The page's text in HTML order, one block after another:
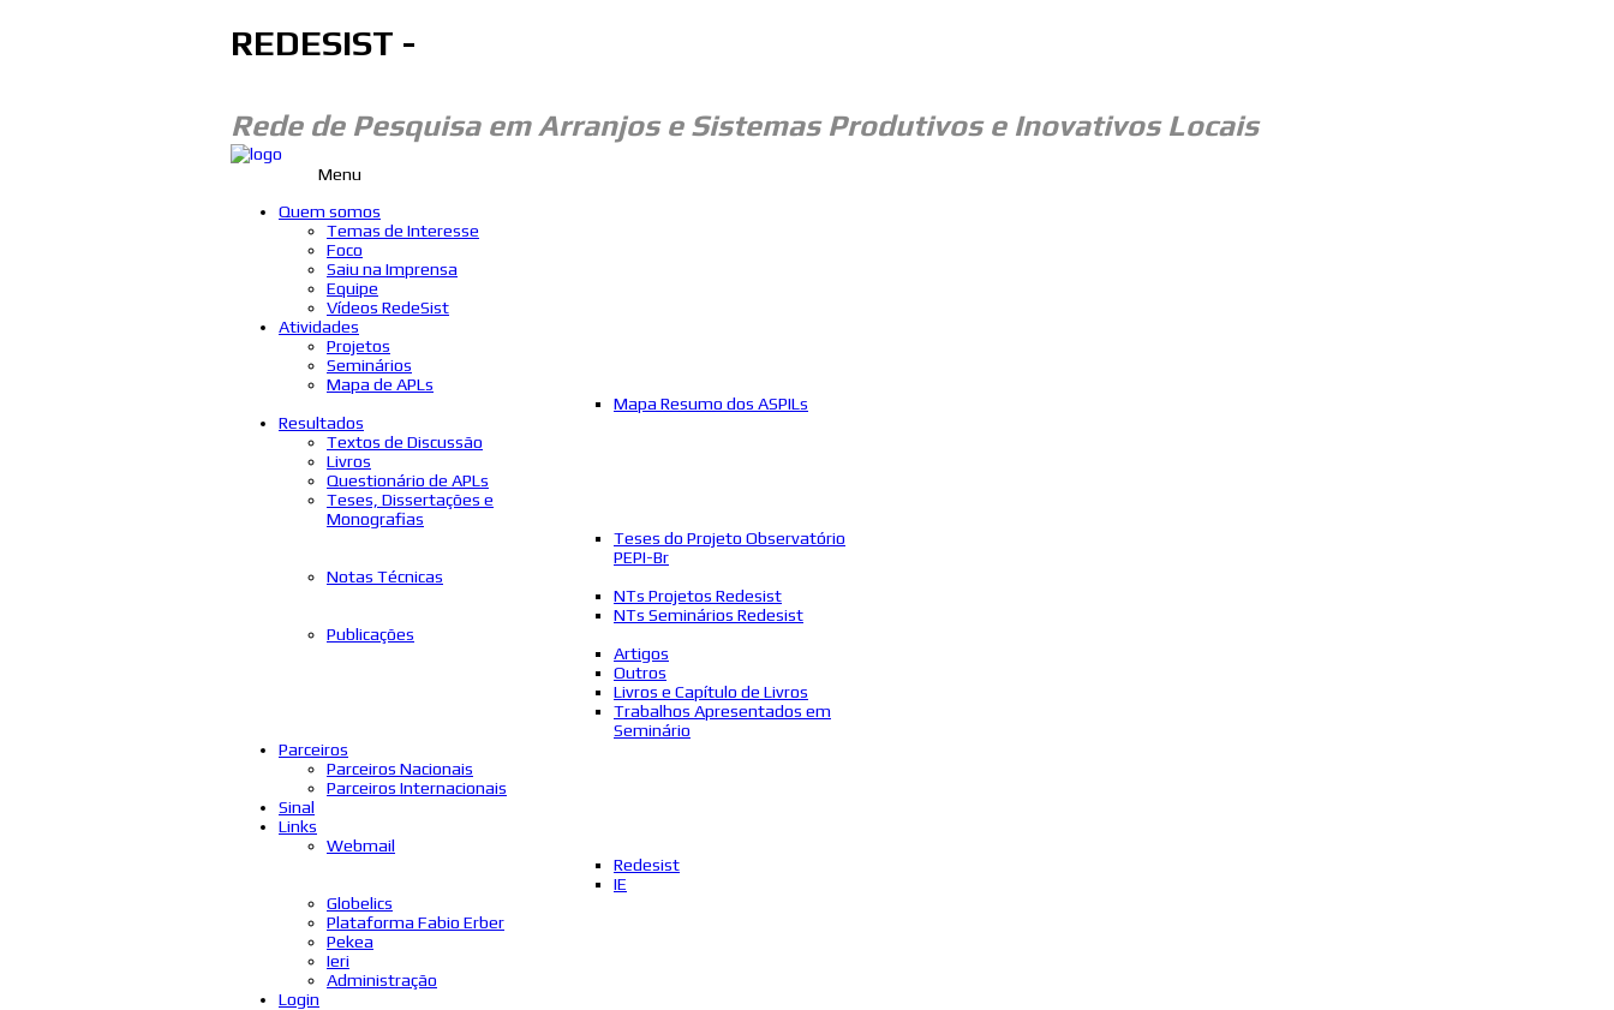
REDESIST -
Rede de Pesquisa emArranjos e Sistemas Produtivos e Inovativos Locais
Menu
Quem somos
Temas de Interesse
Foco
Saiu na Imprensa
Equipe
Vídeos RedeSist
Atividades
Projetos
Seminários
Mapa de APLs
Mapa Resumo dos ASPILs
Resultados
Textos de Discussão
Livros
Questionário de APLs
Teses, Dissertações e
Monografias
Teses do Projeto Observatório
PEPI-Br
Notas Técnicas
NTs Projetos Redesist
NTs Seminários Redesist
Publicações
Artigos
Outros
Livros e Capítulo de Livros
Trabalhos Apresentados em
Seminário
Parceiros
Parceiros Nacionais
Parceiros Internacionais
Sinal
Links
Webmail
Redesist
IE
Globelics
Plataforma Fabio Erber
Pekea
Ieri
Administração
Login